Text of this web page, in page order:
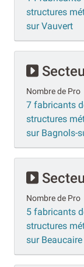
structures
sur Vauvert
Nombre de Pro
7 fabricants
structures
sur Bagnols-
Nombre de Pro
5 fabricants
structures
sur Beaucaire